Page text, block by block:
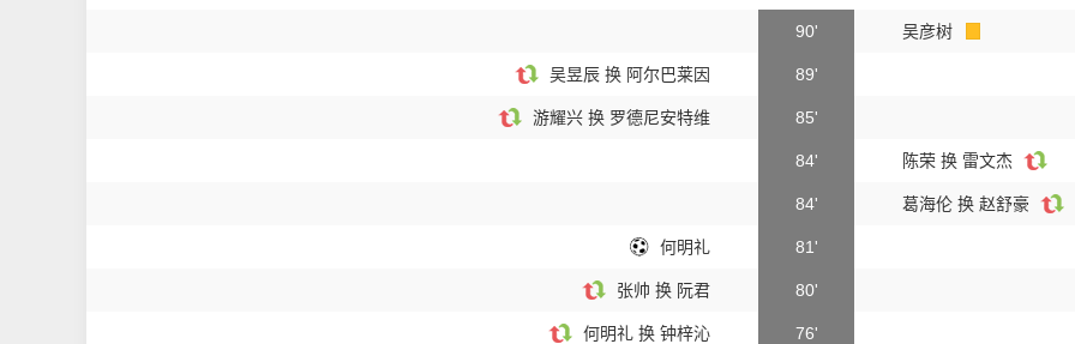
吴彦树
90'
吴昱辰 换 阿尔巴莱因 89'
游耀兴 换 罗德尼安特维 85'
陈荣 换 雷文杰
84'
葛海伦 换 赵舒豪
84'
何明礼 81'
张帅 换 阮君 80'
何明礼 换 钟梓沁 76'